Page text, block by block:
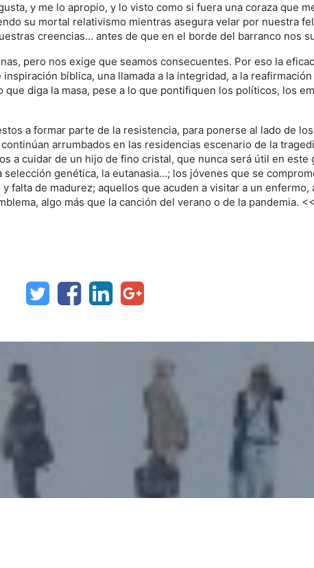
y me lo apropio, y lo visto como si fuera una coraza que
su mortal relativismo mientras asegura velar por nuestra
creencias… antes de que en el borde del barranco nos
pero nos exige que seamos consecuentes. Por eso la
bíblica, una llamada a la integridad, a la
diga la masa, pese a lo que pontifiquen los políticos, los
a formar parte de la resistencia, para ponerse al lado de
arrumbados en las residencias escenario de la
a cuidar de un hijo de fino cristal, que nunca será útil en este
genética, la eutanasia…; los jóvenes que se
falta de madurez; aquellos que acuden a visitar a un enfermo,
algo más que la canción del verano o de la pandemia.